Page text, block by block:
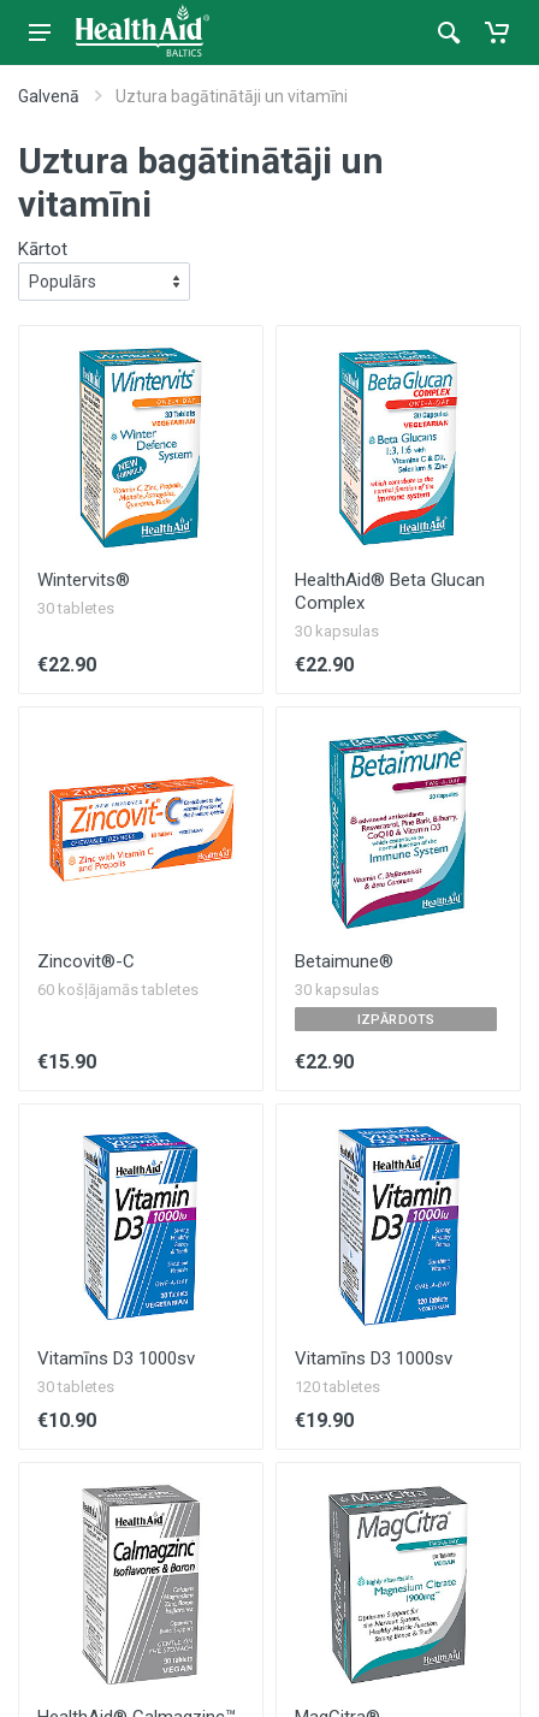
Galvenā Uztura bagātinātāji un vitamīni
Uztura bagātinātāji un
vitamīni
Kārtot
Wintervits®
30 tabletes
€22.90
HealthAid® Beta Glucan
Complex
30 kapsulas
€22.90
Zincovit®-C
60 košļājamās tabletes
€15.90
Betaimune®
30 kapsulas
IZPĀRDOTS
€22.90
Vitamīns D3 1000sv
30 tabletes
€10.90
Vitamīns D3 1000sv
120 tabletes
€19.90